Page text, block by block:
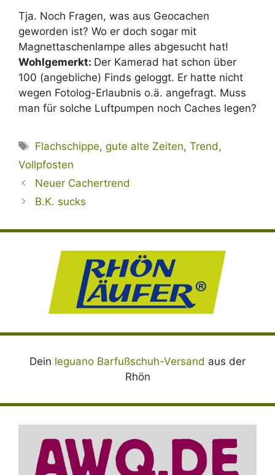
Tja. Noch Fragen, was aus Geocachen
geworden ist? Wo er doch sogar mit
Magnettaschenlampe alles abgesucht hat!
Wohlgemerkt: Der Kamerad hat schon über
100 (angebliche) Finds geloggt. Er hatte nicht
wegen Fotolog-Erlaubnis o.ä. angefragt. Muss
man für solche Luftpumpen noch Caches legen?
Schlagwörter
Flachschippe,gute alte Zeiten,Trend,
Vollpfosten
Neuer Cachertrend
B.K. sucks
Dein leguano Barfußschuh-Versand aus der
Rhön